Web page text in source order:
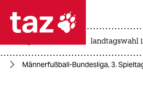
 taz zahl ich
taz zahl ich
landtagswahl
Männerfußball-Bundesliga, 3.